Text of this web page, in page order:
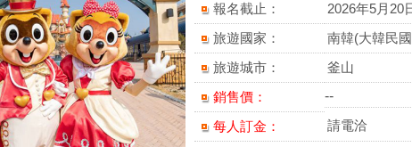
報名截止：
2026年5月20
旅遊國家：
南韓(大韓民
旅遊城市：
釜山
銷售價：
--
每人訂金：
請電洽